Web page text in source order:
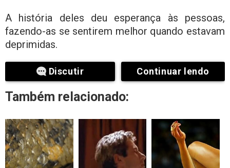
A história deles deu esperança às pessoas,
fazendo-as se sentirem melhor quando estavam
deprimidas.
Discutir Continuar lendo
Também relacionado: